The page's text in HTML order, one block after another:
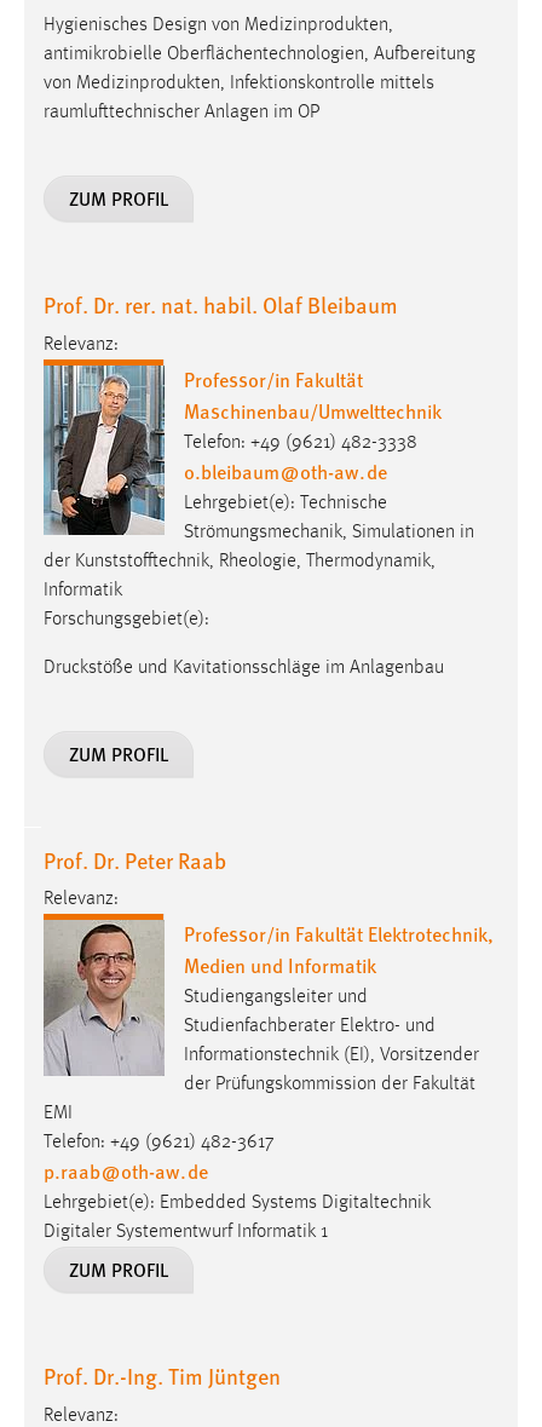
Hygienisches Design von Medizinprodukten,
antimikrobielle Oberflächentechnologien, Aufbereitung
von Medizinprodukten, Infektionskontrolle mittels
raumlufttechnischer Anlagen im OP
ZUM PROFIL
Prof. Dr. rer. nat. habil. Olaf Bleibaum
Relevanz:
Professor/in Fakultät
Maschinenbau/Umwelttechnik
Telefon: +49 (9621) 482-3338
o.bleibaum@oth-aw.de
Lehrgebiet(e): Technische
Strömungsmechanik, Simulationen in
der Kunststofftechnik, Rheologie, Thermodynamik,
Informatik
Forschungsgebiet(e):
Druckstöße und Kavitationsschläge im Anlagenbau
ZUM PROFIL
Prof. Dr. Peter Raab
Relevanz:
Professor/in Fakultät Elektrotechnik,
Medien und Informatik
Studiengangsleiter und
Studienfachberater Elektro- und
Informationstechnik (EI), Vorsitzender
der Prüfungskommission der Fakultät
EMI
Telefon: +49 (9621) 482-3617
p.raab@oth-aw.de
Lehrgebiet(e): Embedded Systems Digitaltechnik
Digitaler Systementwurf Informatik 1
ZUM PROFIL
Prof. Dr.-Ing. Tim Jüntgen
Relevanz:
Conversion-Tracking
Cookie Laufzeit:
3 Monate
Facebook
Zweck:
Conversion-Tracking
Cookie Laufzeit:
3 Monate
EXTERNE MEDIEN
Um Inhalte von Videoplattformen und Social Media
Plattformen anzeigen zu können, werden von diesen